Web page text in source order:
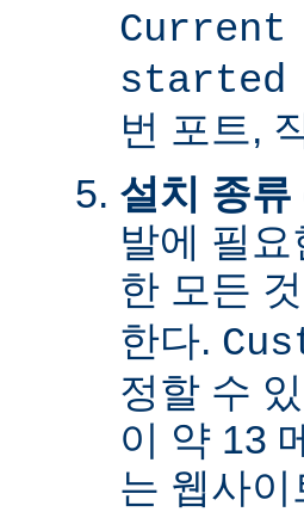
Current
started
번 포트,
설치 종
발에 필
한 모든
한다.
정할 수
이 약 13
는 웹사